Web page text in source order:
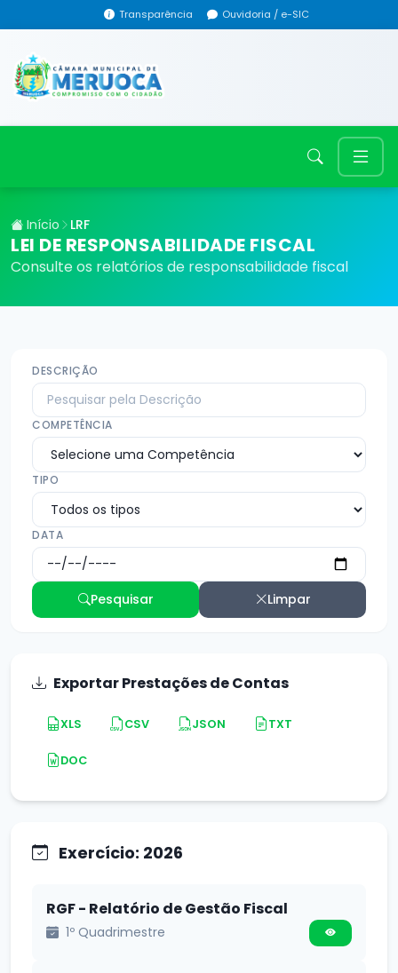
Transparência Ouvidoria / e-SIC
Início LRF
LEI DE RESPONSABILIDADE FISCAL
Consulte os relatórios de responsabilidade fiscal
DESCRIÇÃO
COMPETÊNCIA
TIPO
DATA
Pesquisar Limpar
Exportar Prestações de Contas
XLS CSV JSON TXT
DOC
Exercício: 2026
RGF - Relatório de Gestão Fiscal
1º Quadrimestre